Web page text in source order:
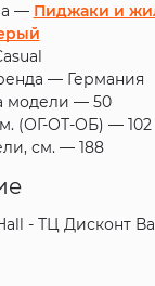
— Пиджаки и
— Германия
модели — 50
(ОГ-ОТ-ОБ) —
см. — 188
- ТЦ Дисконт